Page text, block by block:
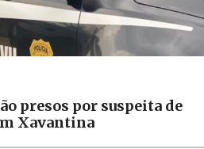
presos por suspeita de
Xavantina